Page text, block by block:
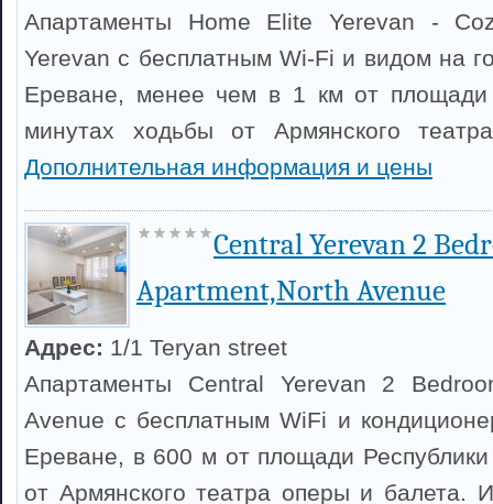
Апартаменты Home Elite Yerevan -
Yerevan с бесплатным Wi-Fi и видом на
Ереване, менее чем в 1 км от площади
минутах ходьбы от Армянского
Дополнительная информация и цены
Central Yerevan 2
Apartment,North Avenue
Адрес: 1/1 Teryan street
Апартаменты Central Yerevan 2
Avenue с бесплатным WiFi и
Ереване, в 600 м от площади
от Армянского театра оперы и балета.